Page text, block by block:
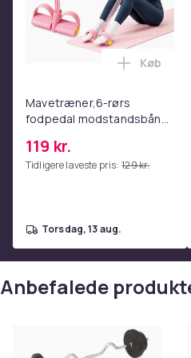
Mavetræner,6-rørs
fodpedal modstandsbånd
yoga og
hjemmetræningscenter
119 kr.
Tidligere laveste pris: 129 kr.
Læg
Køb
torsdag, 13 aug.
Anbefalede